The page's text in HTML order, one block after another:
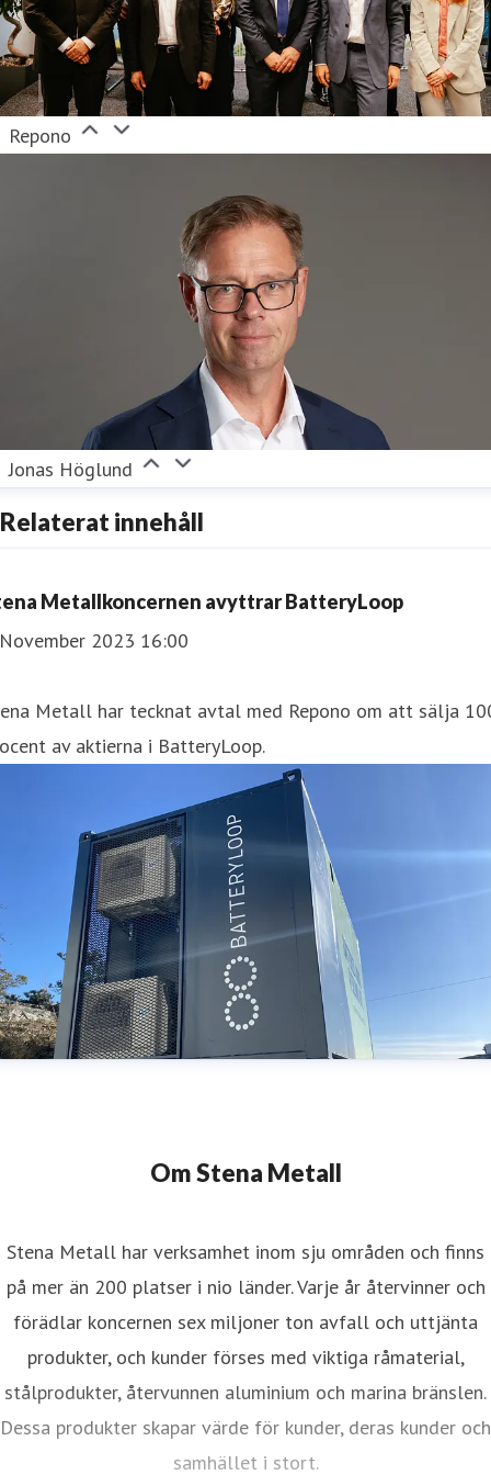
Repono
Jonas Höglund
Relaterat innehåll
Metallkoncernen avyttrar BatteryLoop
2023 16:00
Metall har tecknat avtal med Repono om att sälja
av aktierna i BatteryLoop.
Om Stena Metall
Stena Metall har verksamhet inom sju områden och finns
på mer än 200 platser i nio länder. Varje år återvinner och
förädlar koncernen sex miljoner ton avfall och uttjänta
produkter, och kunder förses med viktiga råmaterial,
stålprodukter, återvunnen aluminium och marina bränslen.
Dessa produkter skapar värde för kunder, deras kunder och
samhället i stort.